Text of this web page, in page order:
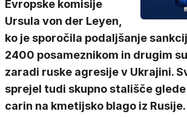
Evropske komisije
Ursula von der Leyen,
ko je sporočila podaljšanje
2400 posameznikom in drugim
zaradi ruske agresije v Ukrajini.
sprejel tudi skupno stališče
carin na kmetijsko blago iz Rusije.